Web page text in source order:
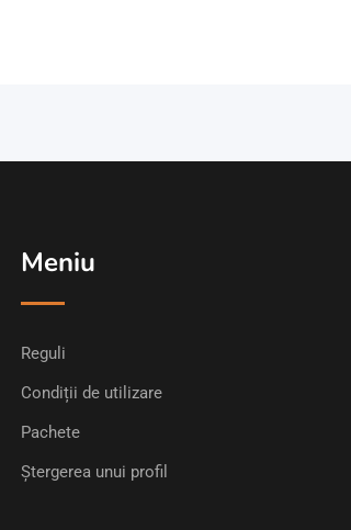
Meniu
Reguli
Condiții de utilizare
Pachete
Ștergerea unui profil